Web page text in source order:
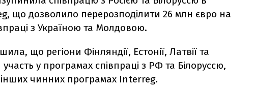
що дозволило перерозподілити 26 млн євро на
з Україною та Молдовою.
що регіони Фінляндії, Естонії, Латвії та
у програмах співпраці з РФ та Білоруссю,
чинних програмах Interreg.